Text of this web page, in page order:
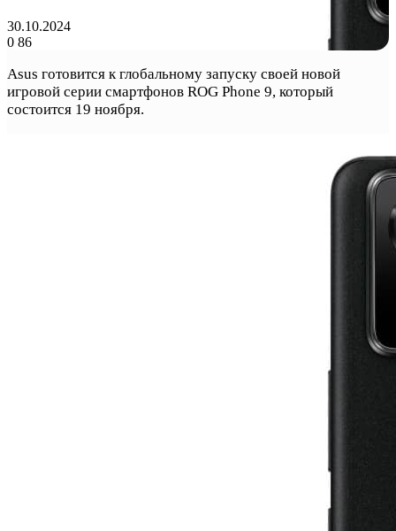
30.10.2024
0 86
Asus готовится к глобальному запуску своей новой
игровой серии смартфонов ROG Phone 9, который
состоится 19 ноября.